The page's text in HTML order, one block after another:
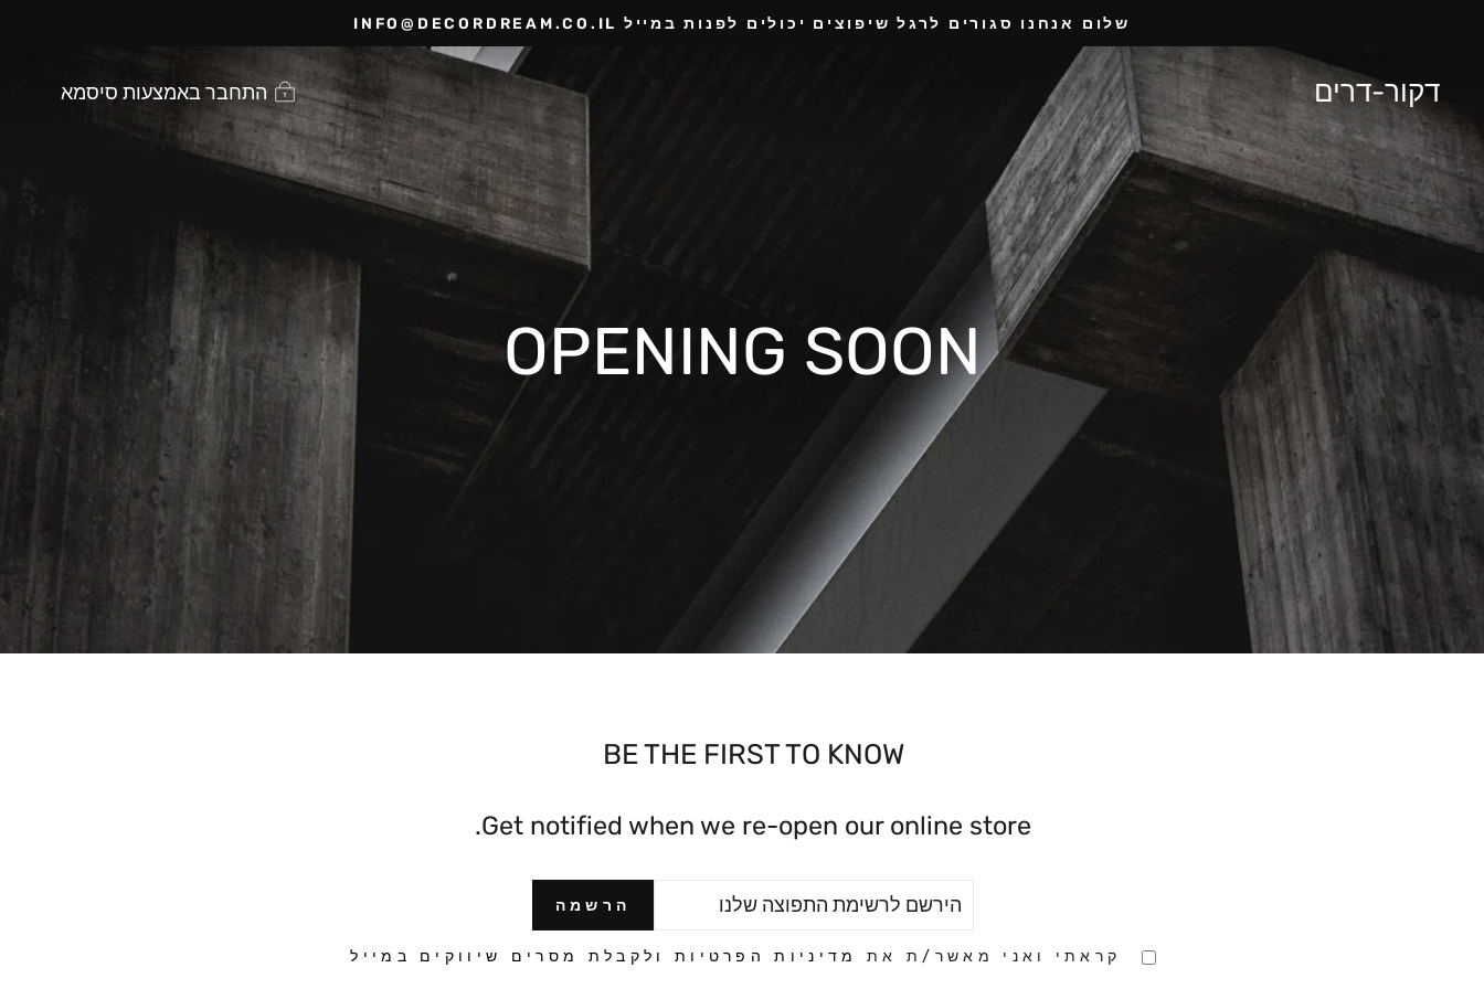
שלום אנחנו סגורים לרגל שיפוצים יכולים לפנות במייל INFO@DECORDREAM.CO.IL
דקור-דרים התחבר באמצעות סיסמא
OPENING SOON
BE THE FIRST TO KNOW
Get notified when we re-open our online store.
הירשם
לרשימת
שלנו
הרשמה
הרשמה
קראתי ואני מאשר/ת את מדיניות הפרטיות ולקבלת מסרים שיווקים במייל